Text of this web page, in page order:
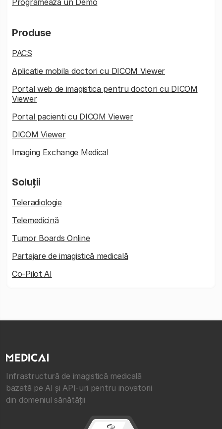
Produse
PACS
Aplicatie mobila doctori cu DICOM Viewer
Portal web de imagistica pentru doctori cu DICOM
Viewer
Portal pacienti cu DICOM Viewer
DICOM Viewer
Imaging Exchange Medical
Soluții
Teleradiologie
Telemedicină
Tumor Boards Online
Partajare de imagistică medicală
Co-Pilot AI
Infrastructură de imagistică medicală
bazată pe AI și API-uri pentru inovatorii
din domeniul sănătății